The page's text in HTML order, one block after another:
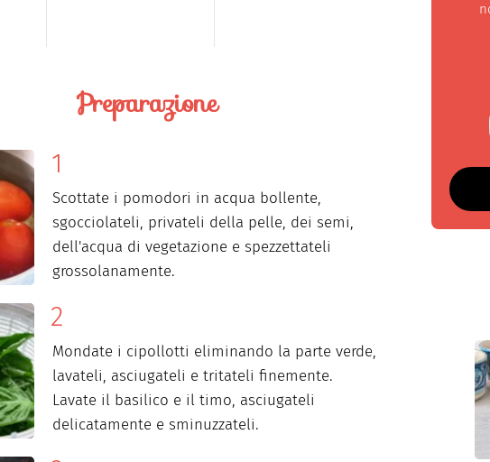
Preparazione
Scottate i pomodori in acqua bollente,
sgocciolateli, privateli della pelle, dei semi,
dell'acqua di vegetazione e spezzettateli
grossolanamente.
Mondate i cipollotti eliminando la parte verde,
lavateli, asciugateli e tritateli finemente.
Lavate il basilico e il timo, asciugateli
delicatamente e sminuzzateli.